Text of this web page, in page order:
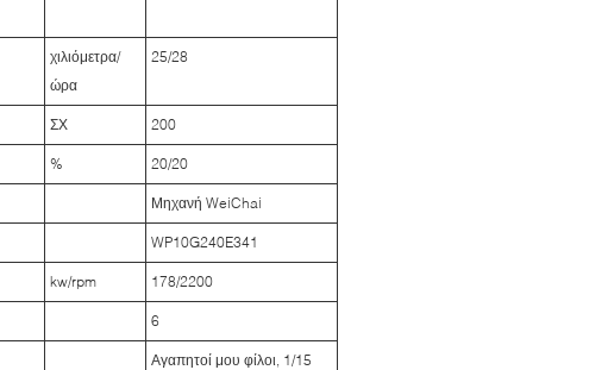
χιλιόμετρα/
ώρα
25/28
ΣΧ 200
% 20/20
Μηχανή WeiChai
WP10G240E341
kw/rpm 178/2200
6
Αγαπητοί μου φίλοι, 1/15